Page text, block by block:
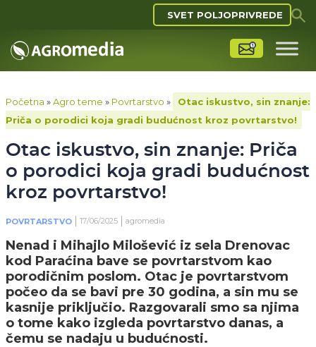
SVET POLJOPRIVREDE
Početna »Agro teme » Povrtarstvo »
Otac iskustvo, sin znanje:
Priča o porodici koja gradi budućnost kroz povrtarstvo!
Otac iskustvo, sin znanje: Priča
o porodici koja gradi budućnost
kroz povrtarstvo!
POVRTARSTVO 17/06/2025 agromedia
Nenad i Mihajlo Milošević iz sela Drenovac
kod Paraćina bave se povrtarstvom kao
porodičnim poslom. Otac je povrtarstvom
počeo da se bavi pre 30 godina, a sin mu se
kasnije priključio. Razgovarali smo sa njima
o tome kako izgleda povrtarstvo danas, a
čemu se nadaju u budućnosti.